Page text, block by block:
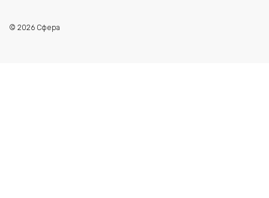
© 2026 Сфера